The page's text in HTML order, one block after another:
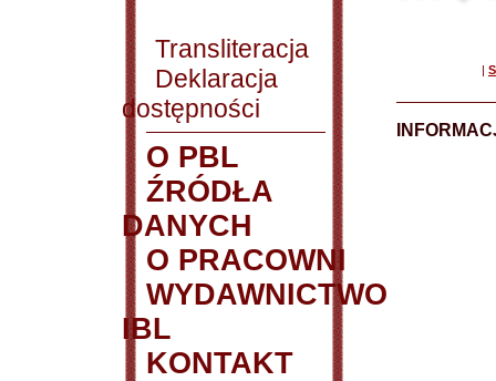
Transliteracja
Deklaracja
dostępności
O PBL
ŹRÓDŁA
DANYCH
O PRACOWNI
WYDAWNICTWO
IBL
KONTAKT
|